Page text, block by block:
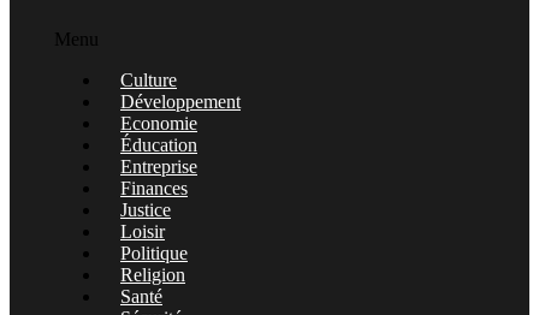
Menu
Culture
Développement
Economie
Éducation
Entreprise
Finances
Justice
Loisir
Politique
Religion
Santé